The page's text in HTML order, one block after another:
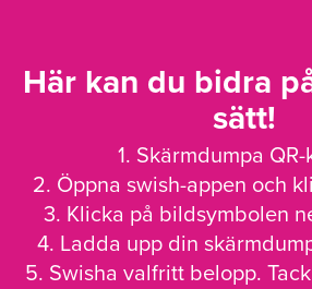
Här kan du bidra
sätt!
1. Skärmdumpa
2. Öppna swish-appen och
3. Klicka på bildsymbolen
4. Ladda upp din
5. Swisha valfritt belopp.